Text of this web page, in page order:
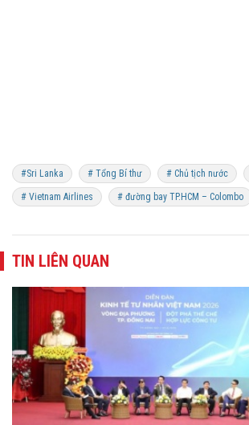
#Sri Lanka # Tổng Bí thư # Chủ tịch nước
# Vietnam Airlines # đường bay TP.HCM – Colombo
TIN LIÊN QUAN